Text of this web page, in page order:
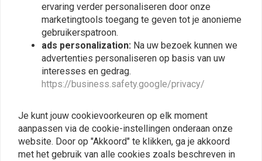
BARRACUDA
ends in paar | (Kies een
Kleur)
€29,95
RENTHAL BARS
€55,07
ervaring verder personaliseren door onze
marketingtools toegang te geven tot je anonieme
gebruikerspatroon.
ads personalization: Na uw bezoek kunnen we
advertenties personaliseren op basis van uw
interesses en gedrag.
https://business.safety.google/privacy/
Je kunt jouw cookievoorkeuren op elk moment
aanpassen via de cookie-instellingen onderaan onze
website. Door op "Akkoord" te klikken, ga je akkoord
met het gebruik van alle cookies zoals beschreven in